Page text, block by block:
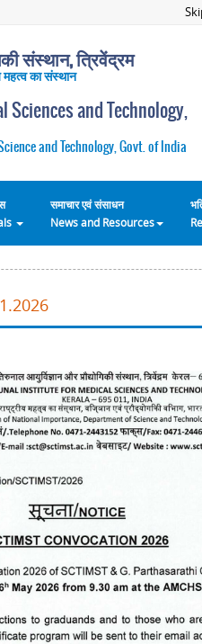
संस्थान, त्रिवेंद्रम
महत्व का संस्थान
and Technology,
and Technology, Govt. of India
समाचार एवं संसाधन
News and Resources